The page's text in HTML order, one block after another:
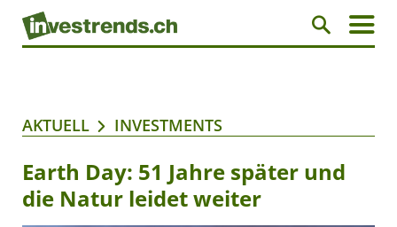
AKTUELL INVESTMENTS
Earth Day: 51 Jahre später und
die Natur leidet weiter